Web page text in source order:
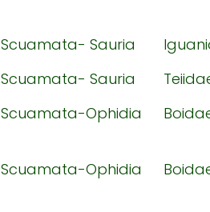
Scuamata- Sauria
Scuamata- Sauria
Scuamata-Ophidia
Scuamata-Ophidia